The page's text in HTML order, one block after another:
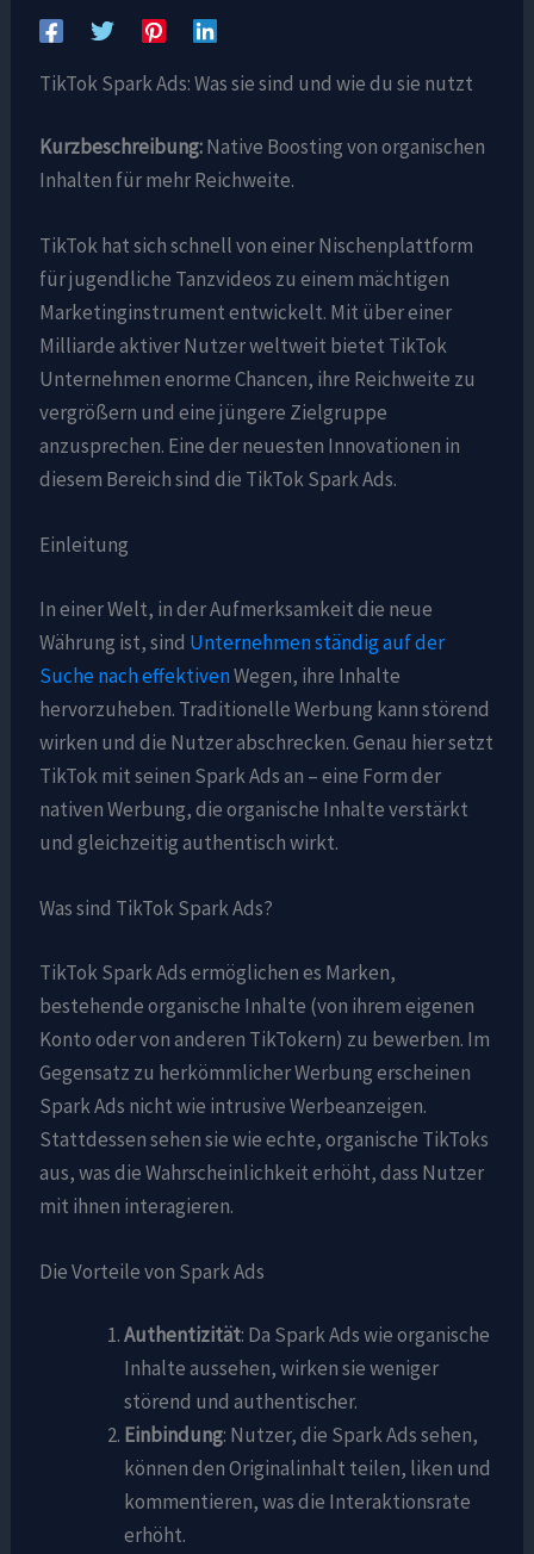
TikTok Spark Ads: Was sie sind und wie du sie nutzt
Kurzbeschreibung:Native Boosting von organischen
Inhalten für mehr Reichweite.
TikTok hat sich schnell von einer Nischenplattform
für jugendliche Tanzvideos zu einem mächtigen
Marketinginstrument entwickelt. Mit über einer
Milliarde aktiver Nutzer weltweit bietet TikTok
Unternehmen enorme Chancen, ihre Reichweite zu
vergrößern und eine jüngere Zielgruppe
anzusprechen. Eine der neuesten Innovationen in
diesem Bereich sind die TikTok Spark Ads.
Einleitung
In einer Welt, in der Aufmerksamkeit die neue
Währung ist, sind Unternehmen ständig auf der
Suche nach effektivenWegen, ihre Inhalte
hervorzuheben. Traditionelle Werbung kann störend
wirken und die Nutzer abschrecken. Genau hier setzt
TikTok mit seinen Spark Ads an – eine Form der
nativen Werbung, die organische Inhalte verstärkt
und gleichzeitig authentisch wirkt.
Was sind TikTok Spark Ads?
TikTok Spark Ads ermöglichen es Marken,
bestehende organische Inhalte (von ihrem eigenen
Konto oder von anderen TikTokern) zu bewerben. Im
Gegensatz zu herkömmlicher Werbung erscheinen
Spark Ads nicht wie intrusive Werbeanzeigen.
Stattdessen sehen sie wie echte, organische TikToks
aus, was die Wahrscheinlichkeit erhöht, dass Nutzer
mit ihnen interagieren.
Die Vorteile von Spark Ads
Authentizität: Da Spark Ads wie organische
Inhalte aussehen, wirken sie weniger
störend und authentischer.
Einbindung: Nutzer, die Spark Ads sehen,
können den Originalinhalt teilen, liken und
kommentieren, was die Interaktionsrate
erhöht.